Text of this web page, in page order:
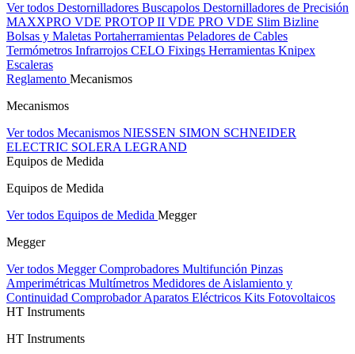
Ver todos Destornilladores Buscapolos Destornilladores de Precisión
MAXXPRO VDE PROTOP II VDE PRO VDE Slim Bizline
Bolsas y Maletas Portaherramientas Peladores de Cables
Termómetros Infrarrojos CELO Fixings Herramientas Knipex
Escaleras
Reglamento Mecanismos
Mecanismos
Ver todos Mecanismos NIESSEN SIMON SCHNEIDER
ELECTRIC SOLERA LEGRAND
Equipos de Medida
Equipos de Medida
Ver todos Equipos de Medida Megger
Megger
Ver todos MeggerComprobadores Multifunción Pinzas
Amperimétricas Multímetros Medidores de Aislamiento y
Continuidad Comprobador Aparatos Eléctricos Kits Fotovoltaicos
HT Instruments
HT Instruments